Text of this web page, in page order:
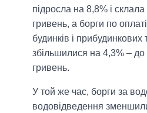
підросла на 8,8% і
гривень, а борги по
будинків і прибудинкових
збільшилися на 4,3% – до
гривень.
У той же час, борги за
водовідведення